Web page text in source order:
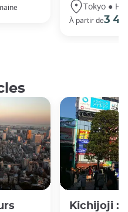
Tokyo ●
À partir de3
Kichijoji :